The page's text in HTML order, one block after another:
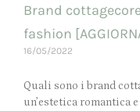
Brand
fashion
16/05/2022
Quali sono i brand
un’estetica romantica